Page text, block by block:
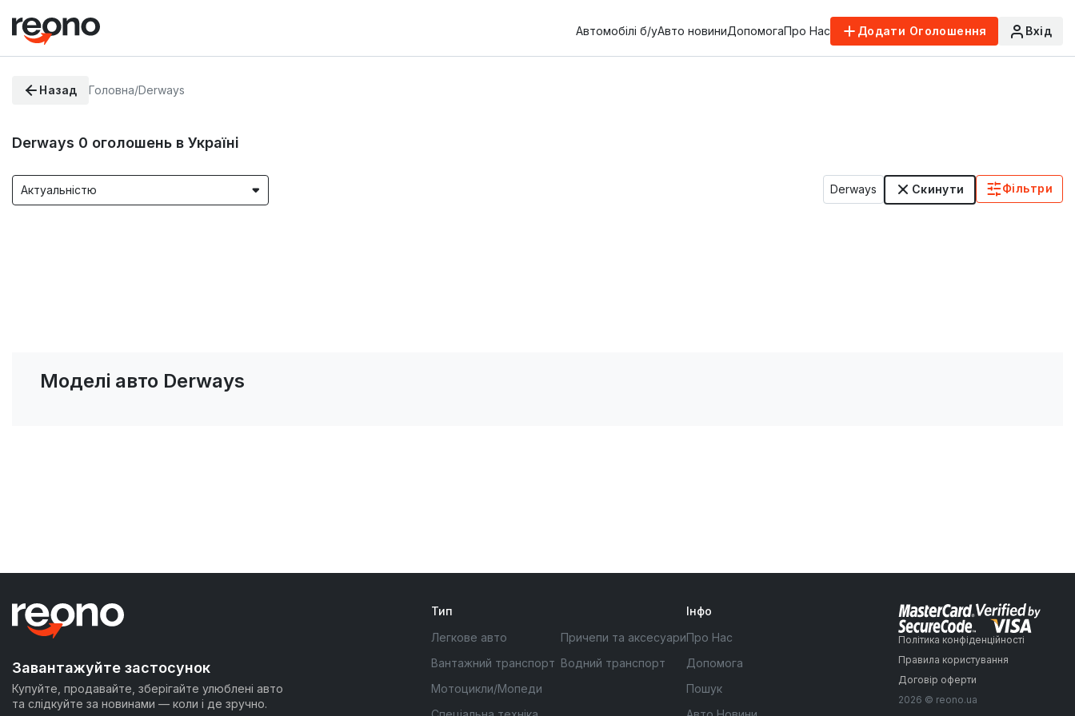
Автомобілі б/уАвто новиниДопомогаПро Нас Додати Оголошення Вхід
Назад Головна/Derways
Derways 0 оголошень в Україні
Актуальністю Derways Скинути Фільтри
Моделі авто Derways
Завантажуйте застосунок
Купуйте, продавайте, зберігайте улюблені авто
та слідкуйте за новинами — коли і де зручно.
Тип
Легкове авто
Вантажний транспорт
Мотоцикли/Мопеди
Причепи та аксесуари
Водний транспорт
Інфо
Про Нас
Допомога
Пошук
Політика конфіденційності
Правила користування
Договір оферти
2026 © reono.ua